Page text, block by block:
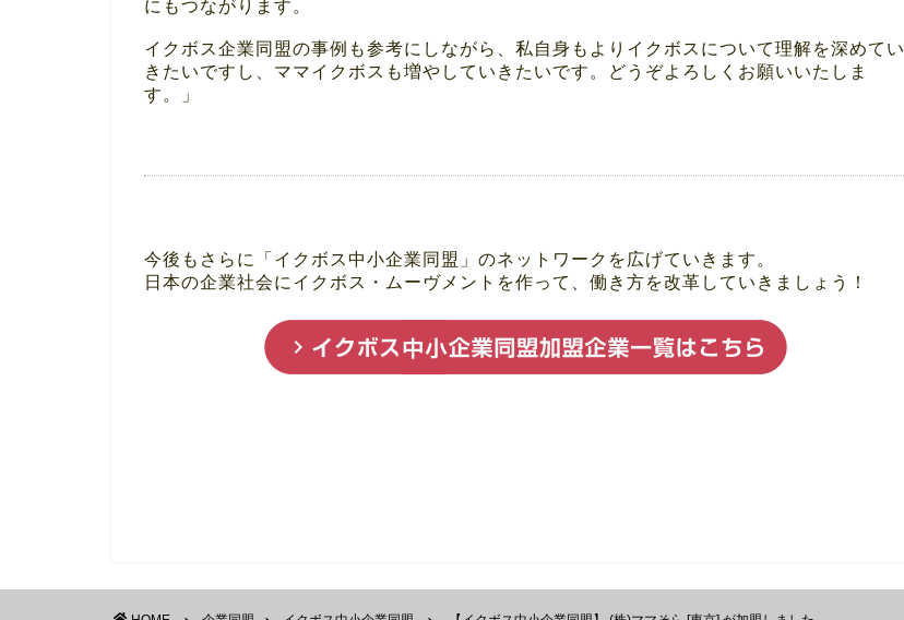
にもつながります。
イクボス企業同盟の事例も参考にしながら、私自身もよりイクボスについて理解を深めてい
きたいですし、ママイクボスも増やしていきたいです。どうぞよろしくお願いいたしま
す。」
今後もさらに「イクボス中小企業同盟」のネットワークを広げていきます。
日本の企業社会にイクボス・ムーヴメントを作って、働き方を改革していきましょう！